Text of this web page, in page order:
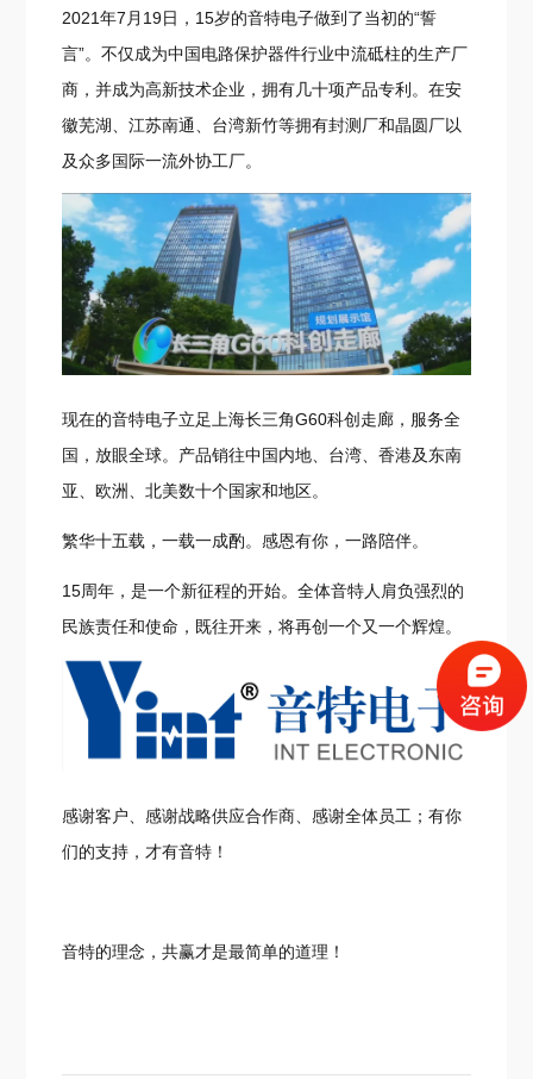
2021年7月19日，15岁的音特电子做到了当初的“誓
言”。不仅成为中国电路保护器件行业中流砥柱的生产厂
商，并成为高新技术企业，拥有几十项产品专利。在安
徽芜湖、江苏南通、台湾新竹等拥有封测厂和晶圆厂以
及众多国际一流外协工厂。
现在的音特电子立足上海长三角G60科创走廊，服务全
国，放眼全球。产品销往中国内地、台湾、香港及东南
亚、欧洲、北美数十个国家和地区。
繁华十五载，一载一成酌。感恩有你，一路陪伴。
15周年，是一个新征程的开始。全体音特人肩负强烈的
民族责任和使命，既往开来，将再创一个又一个辉煌。
感谢客户、感谢战略供应合作商、感谢全体员工；有你
们的支持，才有音特！
音特的理念，共赢才是最简单的道理！